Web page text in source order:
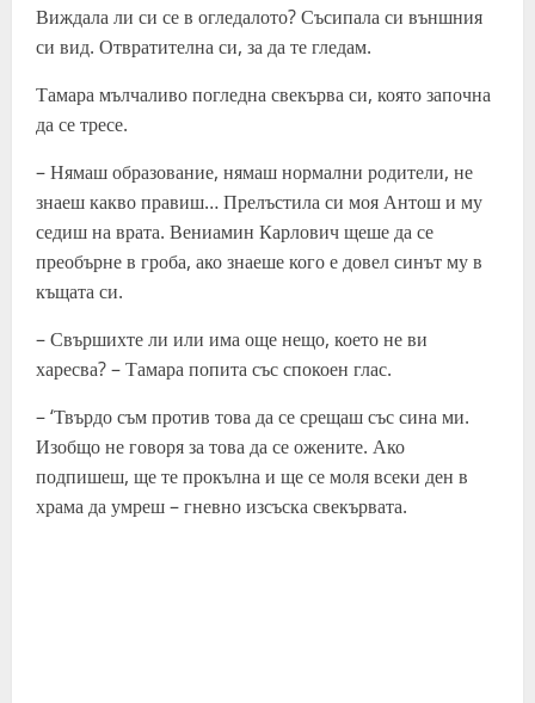
Виждала ли си се в огледалото? Съсипала си външния
си вид. Отвратителна си, за да те гледам.
Тамара мълчаливо погледна свекърва си, която започна
да се тресе.
– Нямаш образование, нямаш нормални родители, не
знаеш какво правиш… Прелъстила си моя Антош и му
седиш на врата. Вениамин Карлович щеше да се
преобърне в гроба, ако знаеше кого е довел синът му в
къщата си.
– Свършихте ли или има още нещо, което не ви
харесва? – Тамара попита със спокоен глас.
– ‘Твърдо съм против това да се срещаш със сина ми.
Изобщо не говоря за това да се ожените. Ако
подпишеш, ще те прокълна и ще се моля всеки ден в
храма да умреш – гневно изсъска свекървата.